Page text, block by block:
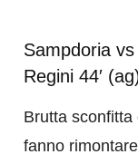
Sampdoria
Regini 44′
Brutta
fanno